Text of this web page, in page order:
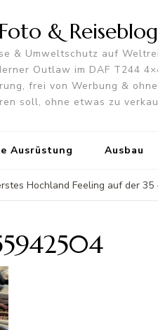
&
& Umweltschutz auf
Outlaw im DAF T244
frei von Werbung &
soll, ohne etwas zu
Ausrüstung Ausbau
Hochland Feeling auf der 35